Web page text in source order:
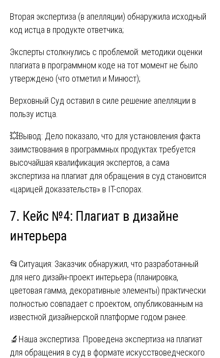
Вторая экспертиза (в апелляции) обнаружила исходный
код истца в продукте ответчика;
Эксперты столкнулись с проблемой: методики оценки
плагиата в программном коде на тот момент не было
утверждено (что отметил и Минюст);
Верховный Суд оставил в силе решение апелляции в
пользу истца.
💥Вывод: Дело показало, что для установления факта
заимствования в программных продуктах требуется
высочайшая квалификация экспертов, а сама
экспертиза на плагиат для обращения в суд становится
«царицей доказательств» в IT-спорах.
7. Кейс №4: Плагиат в дизайне
интерьера
📂Ситуация: Заказчик обнаружил, что разработанный
для него дизайн-проект интерьера (планировка,
цветовая гамма, декоративные элементы) практически
полностью совпадает с проектом, опубликованным на
известной дизайнерской платформе годом ранее.
🔬Наша экспертиза: Проведена экспертиза на плагиат
для обращения в суд в формате искусствоведческого